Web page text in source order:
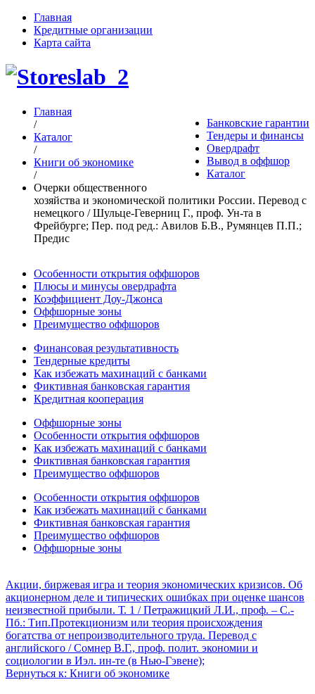
Главная
Кредитные организации
Карта сайта
Банковские гарантии
Тендеры и финансы
Овердрафт
Вывод в оффшор
Каталог
Главная
/
Каталог
/
Книги об экономике
/
Очерки общественного
хозяйства и экономической политики России. Перевод с
немецкого / Шульце-Геверниц Г., проф. Ун-та в
Фрейбурге; Пер. под ред.: Авилов Б.В., Румянцев П.П.;
Предис
Особенности открытия оффшоров
Плюсы и минусы овердрафта
Коэффициент Доу-Джонса
Оффшорные зоны
Преимущество оффшоров
Финансовая результативность
Тендерные кредиты
Как избежать махинаций с банками
Фиктивная банковская гарантия
Кредитная кооперация
Оффшорные зоны
Особенности открытия оффшоров
Как избежать махинаций с банками
Фиктивная банковская гарантия
Преимущество оффшоров
Особенности открытия оффшоров
Как избежать махинаций с банками
Фиктивная банковская гарантия
Преимущество оффшоров
Оффшорные зоны
Акции, биржевая игра и теория экономических кризисов. Об
акционерном деле и типических ошибках при оценке шансов
неизвестной прибыли. Т. 1 / Петражицкий Л.И., проф. – С.-
Пб.: Тип.Протекционизм или теория происхождения
богатства от непроизводительного труда. Перевод с
английского / Сомнер В.Г., проф. полит. экономии и
социологии в Иэл. ин-те (в Нью-Гэвене);
Вернуться к: Книги об экономике